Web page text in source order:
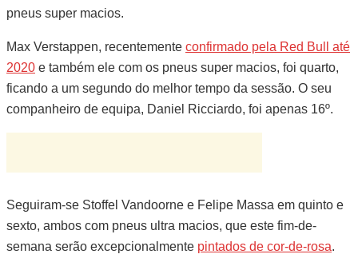
pneus super macios.
Max Verstappen, recentemente confirmado pela Red Bull até
2020 e também ele com os pneus super macios, foi quarto,
ficando a um segundo do melhor tempo da sessão. O seu
companheiro de equipa, Daniel Ricciardo, foi apenas 16º.
Seguiram-se Stoffel Vandoorne e Felipe Massa em quinto e
sexto, ambos com pneus ultra macios, que este fim-de-
semana serão excepcionalmente pintados de cor-de-rosa.